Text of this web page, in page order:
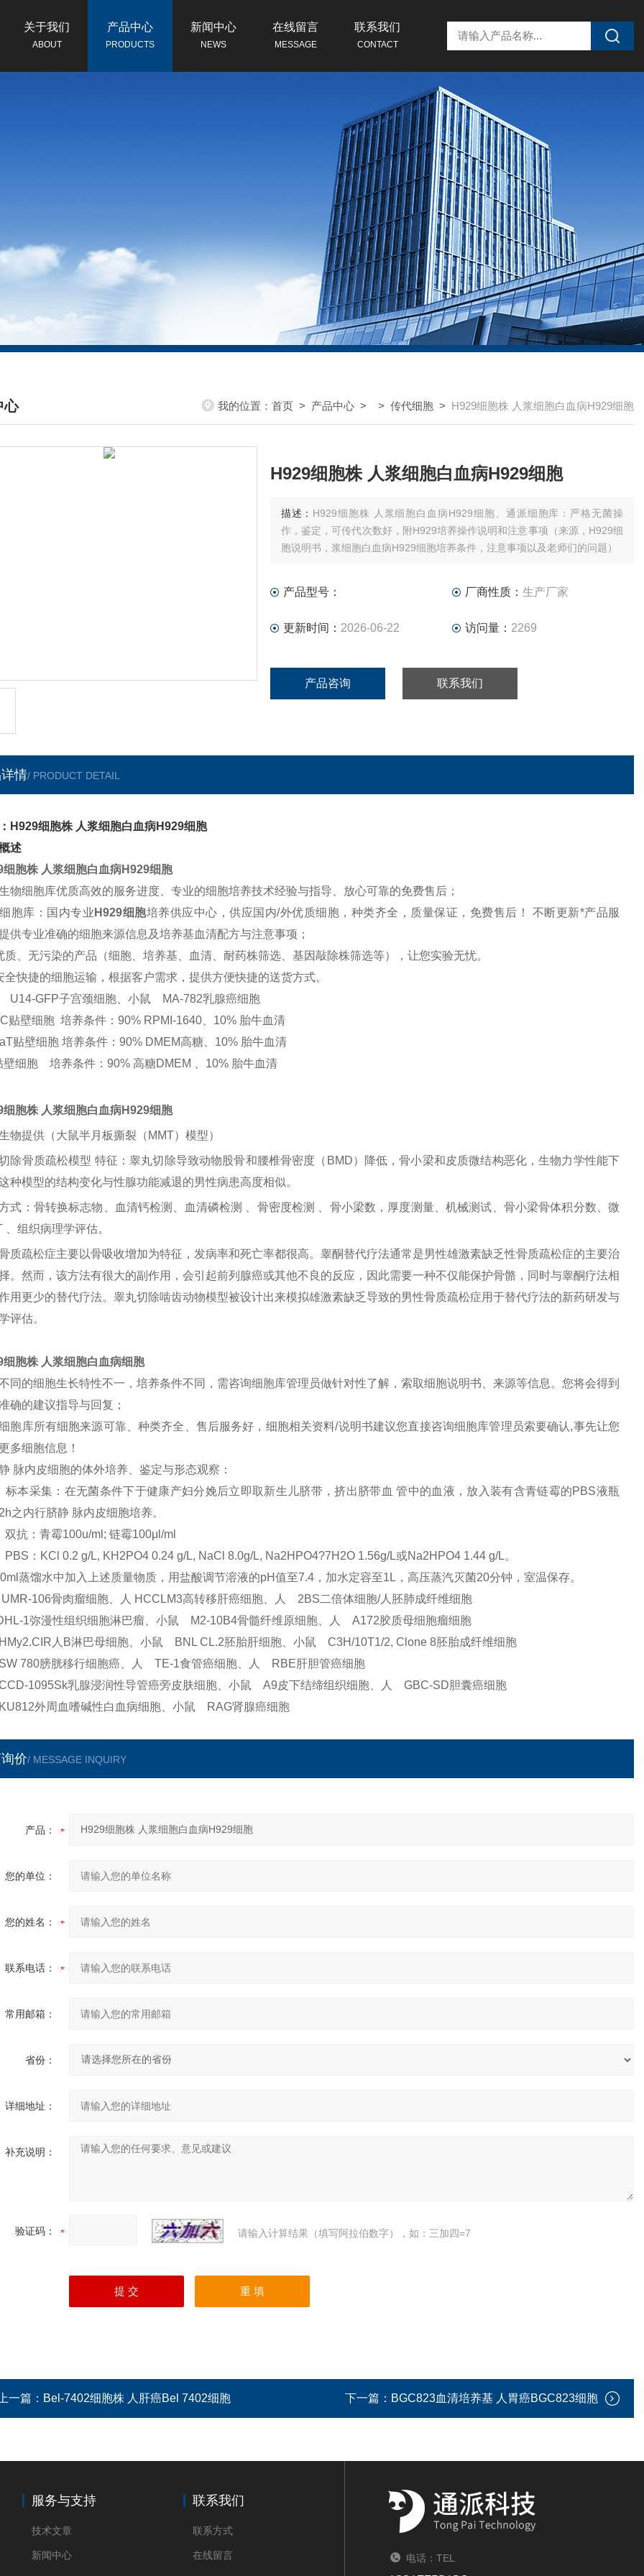
关于我们
ABOUT
产品中心
PRODUCTS
新闻中心
NEWS
在线留言
MESSAGE
联系我们
CONTACT
心
CENTER
我的位置： 首页 > 产品中心 > > 传代细胞 > H929细胞株 人浆细胞白血病H929细胞
H929细胞株 人浆细胞白血病H929细胞
描述： H929细胞株 人浆细胞白血病H929细胞、通派细胞库：严格无菌操
作，鉴定，可传代次数好，附H929培养操作说明和注意事项（来源，H929细
胞说明书，浆细胞白血病H929细胞培养条件，注意事项以及老师们的问题）
产品型号： 厂商性质： 生产厂家
更新时间： 2026-06-22 访问量： 2269
产品咨询 联系我们
情/ PRODUCT DETAIL
H929细胞株 人浆细胞白血病H929细胞
述
细胞株 人浆细胞白血病H929细胞
物细胞库优质高效的服务进度、专业的细胞培养技术经验与指导、放心可靠的免费售后；
胞库：国内专业 H929细胞培养供应中心，供应国内/外优质细胞，种类齐全，质量保证，免费售后！ 不断更新*产品服
供专业准确的细胞来源信息及培养基血清配方与注意事项；
质、无污染的产品（细胞、培养基、血清、耐药株筛选、基因敲除株筛选等），让您实验无忧。
全快捷的细胞运输，根据客户需求，提供方便快捷的送货方式。
U14-GFP子宫颈细胞、小鼠 MA-782乳腺癌细胞
贴壁细胞 培养条件：90% RPMI-1640、10% 胎牛血清
贴壁细胞 培养条件：90% DMEM高糖、10% 胎牛血清
壁细胞 培养条件：90% 高糖DMEM 、10% 胎牛血清
细胞株 人浆细胞白血病H929细胞
物提供（大鼠半月板撕裂（ MMT）模型）
除骨质疏松模型 特征：睾丸切除导致动物股骨和腰椎骨密度（BMD）降低，骨小梁和皮质微结构恶化，生物力学性能下
种模型的结构变化与性腺功能减退的男性病患高度相似。
式：骨转换标志物、血清钙检测、血清磷检测
、骨密度检测 、骨小梁数，厚度测量、机械测试、骨小梁骨体积分数、微
、组织病理学评估。
质疏松症主要以骨吸收增加为特征，发病率和死亡率都很高。睾酮替代疗法通常是男性雄激素缺乏性骨质疏松症的主要治
。然而，该方法有很大的副作用，会引起前列腺癌或其他不良的反应，因此需要一种不仅能保护骨骼，同时与睾酮疗法相
用更少的替代疗法。睾丸切除啮齿动物模型被设计出来模拟雄激素缺乏导致的男性骨质疏松症用于替代疗法的新药研发与
评估。
细胞株 人浆细胞白血病细胞
同的细胞生长特性不一，培养条件不同，需咨询细胞库管理员做针对性了解，索取细胞说明书、来源等信息。您将会得到
确的建议指导与回复；
胞库所有细胞来源可靠、种类齐全、售后服务好，细胞相关资料/说明书建议您直接咨询细胞库管理员索要确认,事先让您
多细胞信息！
脉内皮细胞的体外培养、鉴定与形态观察：
标本采集：在无菌条件下于健康产妇分娩后立即取新生儿脐带，挤出脐带血 管中的血液，放入装有含青链霉的PBS液瓶
之内行脐静 脉内皮细胞培养。
双抗：青霉100u/ml; 链霉100μl/ml
PBS：KCl 0.2 g/L, KH2PO4 0.24 g/L, NaCl 8.0g/L, Na2HPO4?7H2O 1.56g/L或Na2HPO4 1.44 g/L。
蒸馏水中加入上述质量物质，用盐酸调节溶液的pH值至7.4，加水定容至1L，高压蒸汽灭菌20分钟，室温保存。
UMR-106骨肉瘤细胞、人 HCCLM3高转移肝癌细胞、人 2BS二倍体细胞/人胚肺成纤维细胞
1弥漫性组织细胞淋巴瘤、小鼠 M2-10B4骨髓纤维原细胞、人 A172胶质母细胞瘤细胞
人B淋巴母细胞、小鼠 BNL CL.2胚胎肝细胞、小鼠 C3H/10T1/2, Clone 8胚胎成纤维细胞
780膀胱移行细胞癌、人 TE-1食管癌细胞、人 RBE肝胆管癌细胞
1095Sk乳腺浸润性导管癌旁皮肤细胞、小鼠 A9皮下结缔组织细胞、人 GBC-SD胆囊癌细胞
外周血嗜碱性白血病细胞、小鼠 RAG肾腺癌细胞
价/ MESSAGE INQUIRY
产品：
您的单位：
您的姓名：
联系电话：
常用邮箱：
省份：
详细地址：
补充说明：
验证码： 请输入计算结果（填写阿拉伯数字），如：三加四=7
上一篇： Bel-7402细胞株 人肝癌Bel 7402细胞 下一篇： BGC823血清培养基 人胃癌BGC823细胞
服务与支持
技术文章
新闻中心
联系我们
联系方式
在线留言 电话：TEL